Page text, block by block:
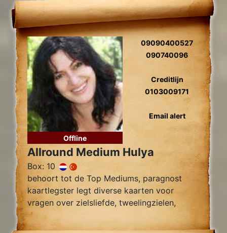
Offline
09090400527
090740096
Creditlijn
0103009171
Email alert
Allround Medium Hulya
Box: 10
behoort tot de Top Mediums, paragnost
kaartlegster legt diverse kaarten voor
vragen over zielsliefde, tweelingzielen,
relatie problemen en al uw overige
Levensvragen.